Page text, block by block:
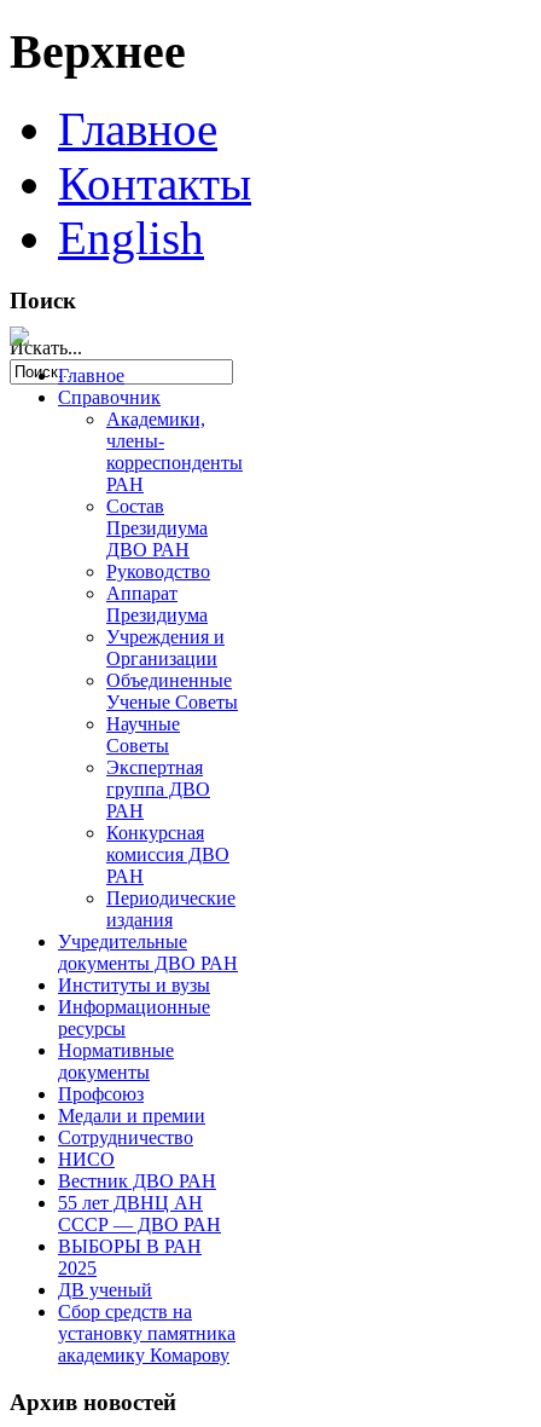
Верхнее
Главное
Контакты
English
Поиск
Искать...
Главное
Справочник
Академики,
члены-
корреспонденты
РАН
Состав
Президиума
ДВО РАН
Руководство
Аппарат
Президиума
Учреждения и
Организации
Объединенные
Ученые Советы
Научные
Советы
Экспертная
группа ДВО
РАН
Конкурсная
комиссия ДВО
РАН
Периодические
издания
Учредительные
документы ДВО РАН
Институты и вузы
Информационные
ресурсы
Нормативные
документы
Профсоюз
Медали и премии
Сотрудничество
НИСО
Вестник ДВО РАН
55 лет ДВНЦ АН
СССР — ДВО РАН
ВЫБОРЫ В РАН
2025
ДВ ученый
Сбор средств на
установку памятника
академику Комарову
Архив новостей